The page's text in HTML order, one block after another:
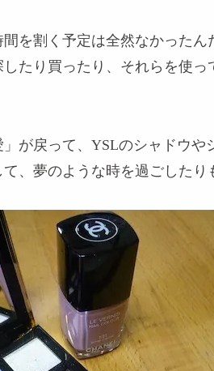
を割く予定は全然なかった
たり買ったり、それらを使
が戻って、YSLのシャドウ
、夢のような時を過ごしたり